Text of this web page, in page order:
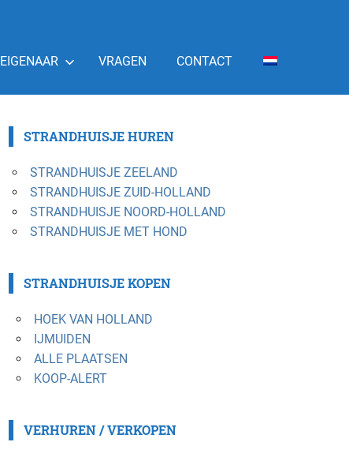
EIGENAAR VRAGEN CONTACT
STRANDHUISJE HUREN
STRANDHUISJE ZEELAND
STRANDHUISJE ZUID-HOLLAND
STRANDHUISJE NOORD-HOLLAND
STRANDHUISJE MET HOND
STRANDHUISJE KOPEN
HOEK VAN HOLLAND
IJMUIDEN
ALLE PLAATSEN
KOOP-ALERT
VERHUREN / VERKOPEN